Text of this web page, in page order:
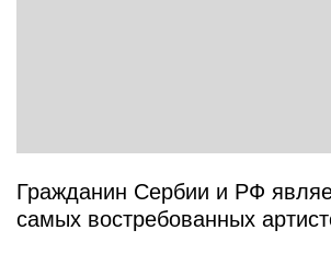
Гражданин Сербии и РФ
самых востребованных